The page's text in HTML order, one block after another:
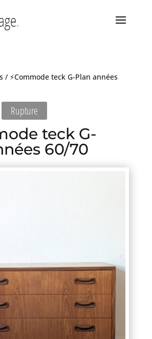
/ ⚡Commode teck G-Plan années
Rupture
teck G-
60/70